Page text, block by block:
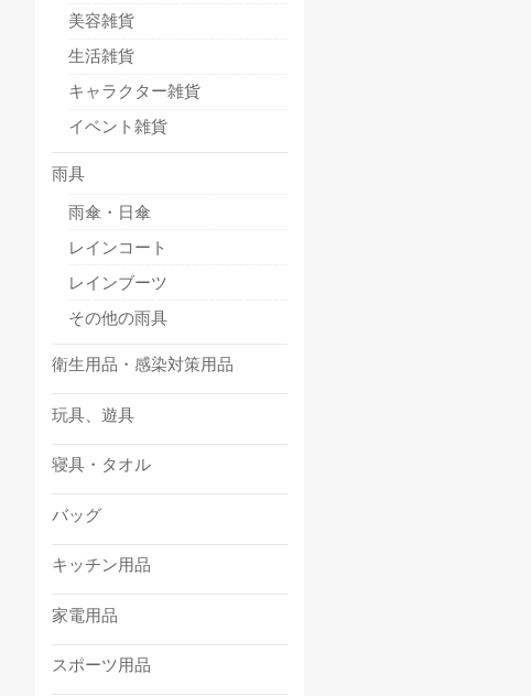
美容雑貨
生活雑貨
キャラクター雑貨
イベント雑貨
雨具
雨傘・日傘
レインコート
レインブーツ
その他の雨具
衛生用品・感染対策用品
玩具、遊具
寝具・タオル
バッグ
キッチン用品
家電用品
スポーツ用品